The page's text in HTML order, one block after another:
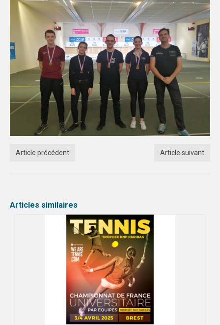
LOGOTHÈQUE
PALMARÈS
PARTENAIRES
Article précédent Article suivant
Articles similaires